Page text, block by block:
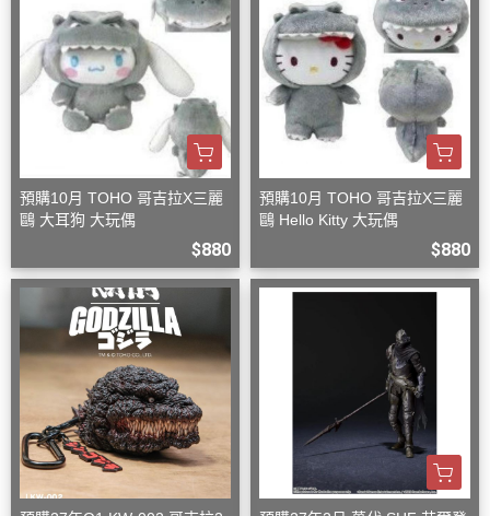
預購10月 TOHO 哥吉拉X三麗
鷗 大耳狗 大玩偶
$880
預購10月 TOHO 哥吉拉X三麗
鷗 Hello Kitty 大玩偶
$880